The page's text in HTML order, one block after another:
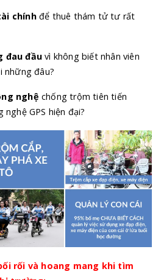
chínhđể thuê thám tử tư rất
đau đầu vì không biết nhân viên
những đâu?
nghệ chống trộm tiên tiến
GPS hiện đại?
rối và hoang mang khi tìm